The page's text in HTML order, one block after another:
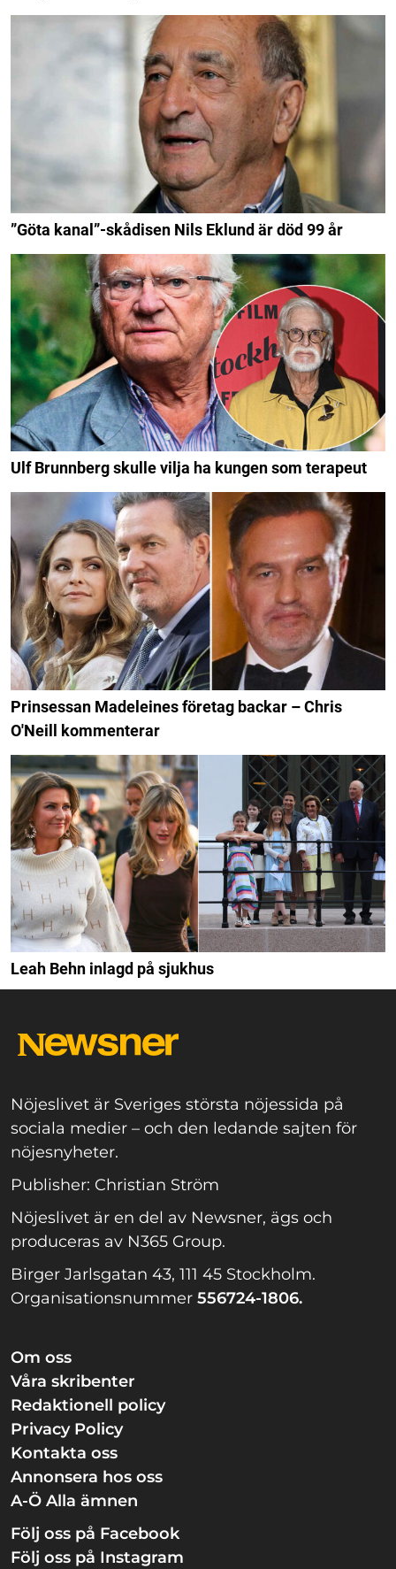
”Göta kanal”-skådisen Nils Eklund är död 99 år
Ulf Brunnberg skulle vilja ha kungen som terapeut
Prinsessan Madeleines företag backar – Chris
O'Neill kommenterar
Leah Behn inlagd på sjukhus
Nöjeslivet är Sveriges största nöjessida på
sociala medier – och den ledande sajten för
nöjesnyheter.
Publisher: Christian Ström
Nöjeslivet är en del av Newsner, ägs och
produceras av N365 Group.
Birger Jarlsgatan 43, 111 45 Stockholm.
Organisationsnummer 556724-1806.
Om oss
Våra skribenter
Redaktionell policy
Privacy Policy
Kontakta oss
Annonsera hos oss
A-Ö Alla ämnen
Följ oss på Facebook
Följ oss på Instagram